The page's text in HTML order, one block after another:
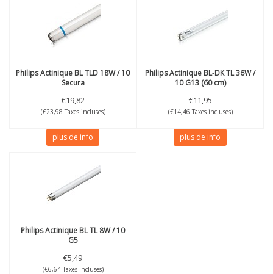
PhilipsActinique BL TLD 18W / 10
Secura
€19,82
(€23,98 Taxes incluses)
plus de info
PhilipsActinique BL-DK TL 36W /
10 G13 (60 cm)
€11,95
(€14,46 Taxes incluses)
plus de info
PhilipsActinique BL TL 8W / 10
G5
€5,49
(€6,64 Taxes incluses)